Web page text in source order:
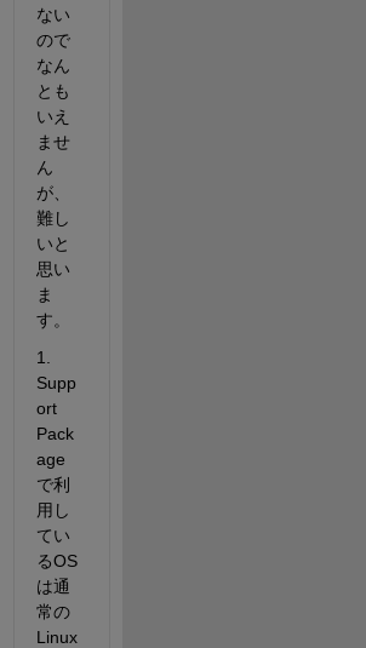
ない
ので
なん
とも
いえ
ませ
ん
が、
難し
いと
思い
ま
す。
1.
Supp
ort
Pack
age
で利
用し
てい
るOS
は通
常の
Linux